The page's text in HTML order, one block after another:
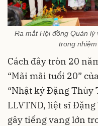
Ra mắt Hội đồng Quản lý
trong
Cách đây tròn 20
“Mãi mãi tuổi 20”
“Nhật ký Đặng Thùy
LLVTND, liệt sĩ
gây tiếng vang lớn